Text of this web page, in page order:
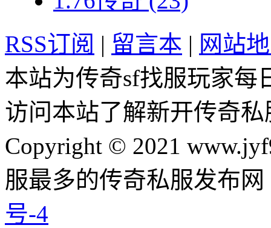
RSS订阅 | 留言本 | 网站
本站为传奇sf找服玩家每
访问本站了解新开传奇
Copyright © 2021
服最多的传奇私服发布
号-4